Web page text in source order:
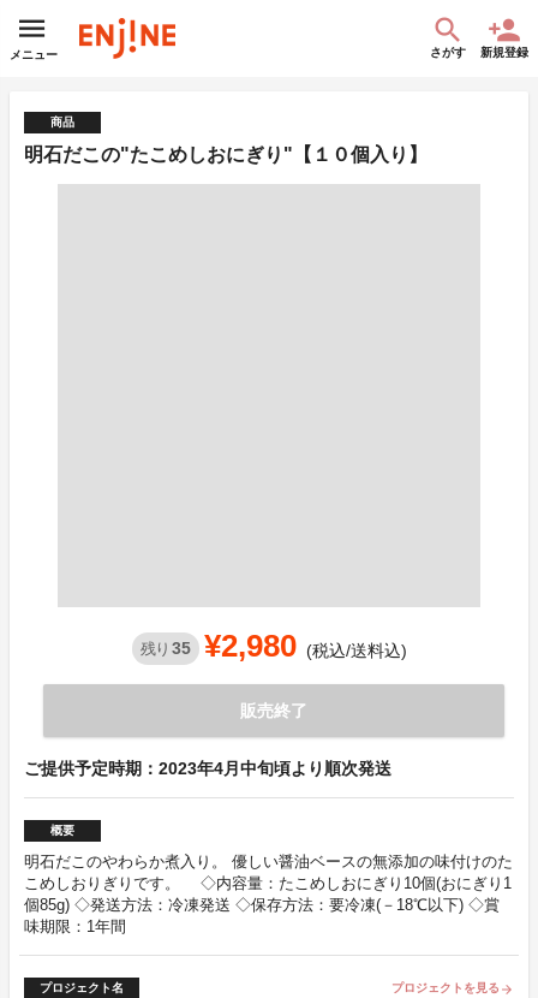
メニュー さがす 新規登録
商品
明石だこの"たこめしおにぎり"【１０個入り】
残り 35 ¥2,980 (税込/送料込)
販売終了
ご提供予定時期：2023年4月中旬頃より順次発送
概要
明石だこのやわらか煮入り。 優しい醤油ベースの無添加の味付けのた
こめしおりぎりです。 ◇内容量：たこめしおにぎり10個(おにぎり1
個85g) ◇発送方法：冷凍発送 ◇保存方法：要冷凍(－18℃以下) ◇賞
味期限：1年間
プロジェクト名 プロジェクトを見る arrow_forward